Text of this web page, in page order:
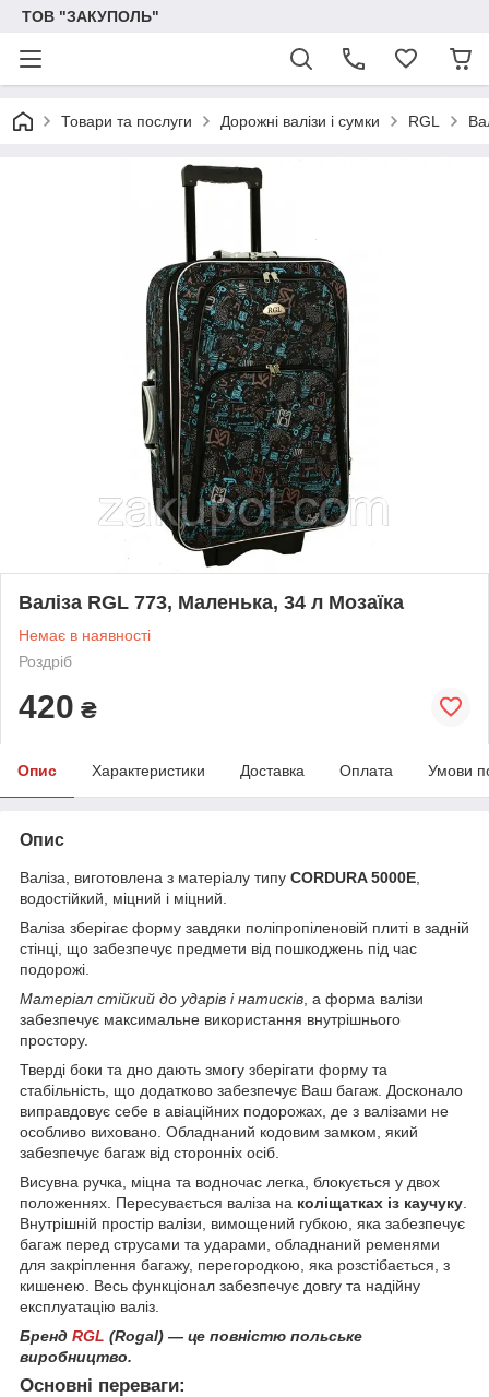
ТОВ "ЗАКУПОЛЬ"
Товари та послуги Дорожні валізи і сумки RGL
Валіза RGL 773, Маленька, 34 л Мозаїка
Немає в наявності
Роздріб
420 ₴
Опис Характеристики Доставка Оплата Умови
Опис
Валіза, виготовлена з матеріалу типу CORDURA 5000E
водостійкий, міцний і міцний.
Валіза зберігає форму завдяки поліпропіленовій плиті в задній
стінці, що забезпечує предмети від пошкоджень під час
подорожі.
Матеріал стійкий до ударів і натисків , а форма валізи
забезпечує максимальне використання внутрішнього
простору.
Тверді боки та дно дають змогу зберігати форму та
стабільність, що додатково забезпечує Ваш багаж. Досконало
виправдовує себе в авіаційних подорожах, де з валізами не
особливо виховано. Обладнаний кодовим замком, який
забезпечує багаж від сторонніх осіб.
Висувна ручка, міцна та водночас легка, блокується у двох
положеннях. Пересувається валіза на коліщатках із каучуку
Внутрішній простір валізи, вимощений губкою, яка забезпечує
багаж перед струсами та ударами, обладнаний ременями
для закріплення багажу, перегородкою, яка розстібається, з
кишенею. Весь функціонал забезпечує довгу та надійну
експлуатацію валіз.
Бренд RGL (Rogal) — це повністю польське
виробництво.
Основні переваги: